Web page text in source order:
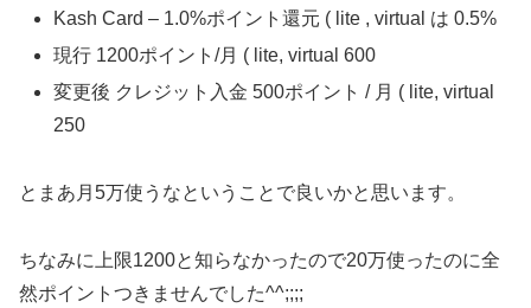
Kash Card – 1.0%ポイント還元 ( lite , virtual は 0.5%
現行 1200ポイント/月 ( lite, virtual 600
変更後 クレジット入金 500ポイント / 月 ( lite, virtual
250
とまあ月5万使うなということで良いかと思います。
ちなみに上限1200と知らなかったので20万使ったのに全
然ポイントつきませんでした^^;;;;